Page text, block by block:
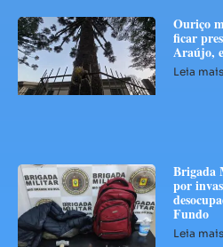
Ouriço
ficar
Araújo,
Leia mais
Brigada
por
Fundo
Leia mais